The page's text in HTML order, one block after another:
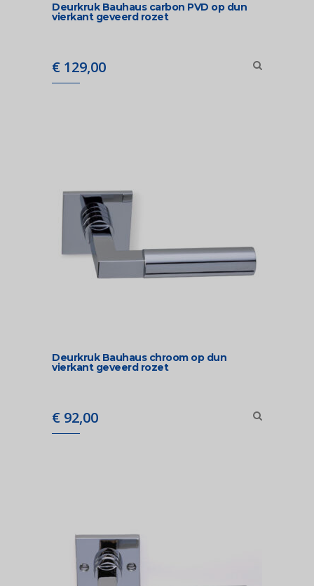
Deurkruk Bauhaus carbon PVD op dun
vierkant geveerd rozet
€ 129,00
Deurkruk Bauhaus chroom op dun
vierkant geveerd rozet
€ 92,00